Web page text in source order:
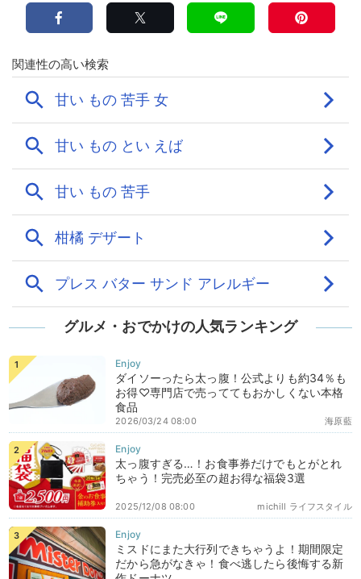
グルメ・おでかけの人気ランキング
ダイソーったら太っ腹！公式よりも約34％も
お得♡専門店で売っててもおかしくない本格
食品
海原藍
2026/03/24 08:00
太っ腹すぎる…！お食事券だけでもとがとれ
ちゃう！完売必至の超お得な福袋3選
michill ライフスタイル
2025/12/08 08:00
ミスドにまた大行列できちゃうよ！期間限定
だから急がなきゃ！食べ逃したら後悔する新